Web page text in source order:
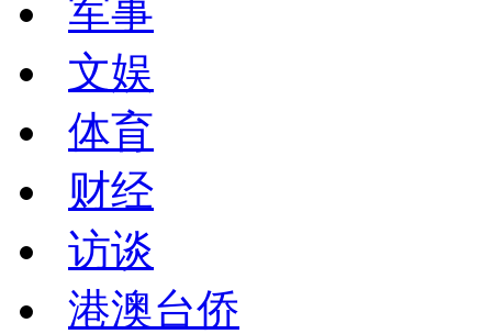
军事
文娱
体育
财经
访谈
港澳台侨